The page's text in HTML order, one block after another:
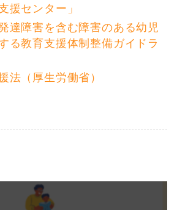
援センター」
達障害を含む障害のある幼児
る教育支援体制整備ガイドラ
法（厚生労働省）